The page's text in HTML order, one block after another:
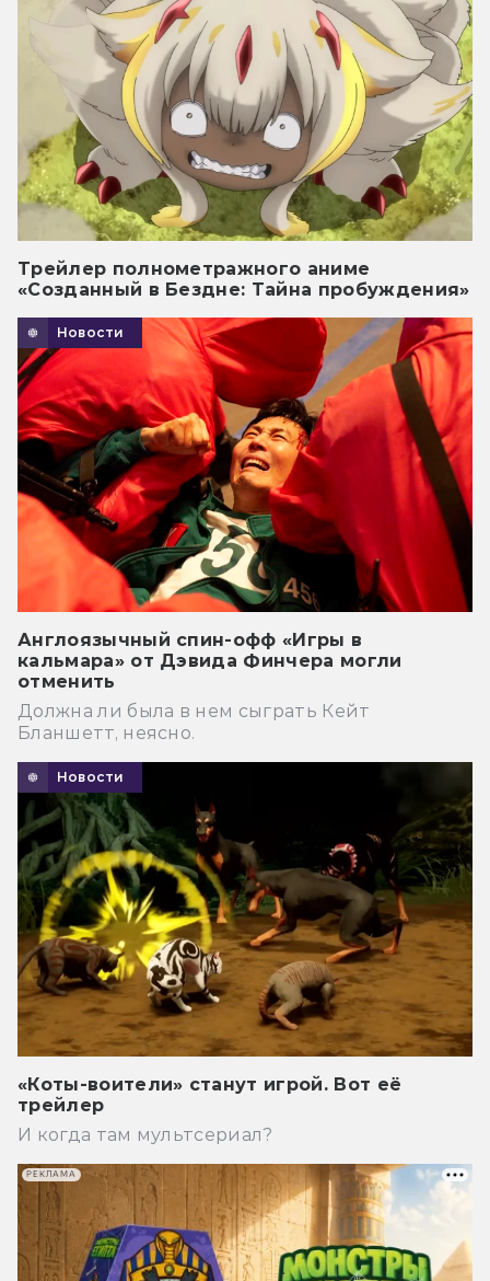
Трейлер полнометражного аниме
«Созданный в Бездне: Тайна пробуждения»
Новости
Англоязычный спин-офф «Игры в
кальмара» от Дэвида Финчера могли
отменить
Должна ли была в нем сыграть Кейт
Бланшетт, неясно.
Новости
«Коты-воители» станут игрой. Вот её
трейлер
И когда там мультсериал?
РЕКЛАМА